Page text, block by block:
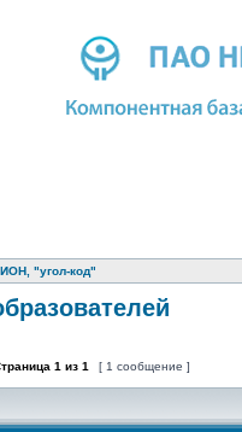
"угол-код"
1 из 1 [ 1 сообщение ]